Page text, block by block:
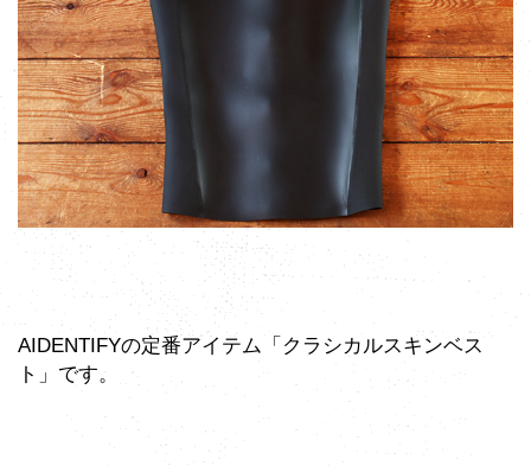
AIDENTIFYの定番アイテム「クラシカルスキンベス
ト」です。